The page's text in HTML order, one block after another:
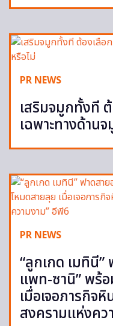
PR NEWS
เสริมจมูกทั้งที
เฉพาะทางด้าน
PR NEWS
“ลูกเกด เมทินี”
แพท-ซานิ” พร้
เมื่อเจอภารกิจ
สงครามแห่งคว